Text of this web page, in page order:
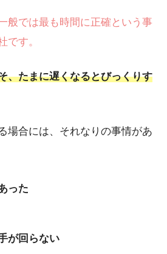
般では最も時間に正確という事
です。
、たまに遅くなるとびっくりす
場合には、それなりの事情があ
った
が回らない